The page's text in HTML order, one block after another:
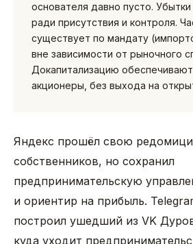
основателя давно пусто.
ради присутствия и контроля.
существует по мандату
вне зависимости от рыночного
Докапитализацию
акционеры, без выхода на
Яндекс прошёл свою
собственников, но сохранил
предпринимательскую
и ориентир на прибыль.
построил ушедший из VK
куда уходит